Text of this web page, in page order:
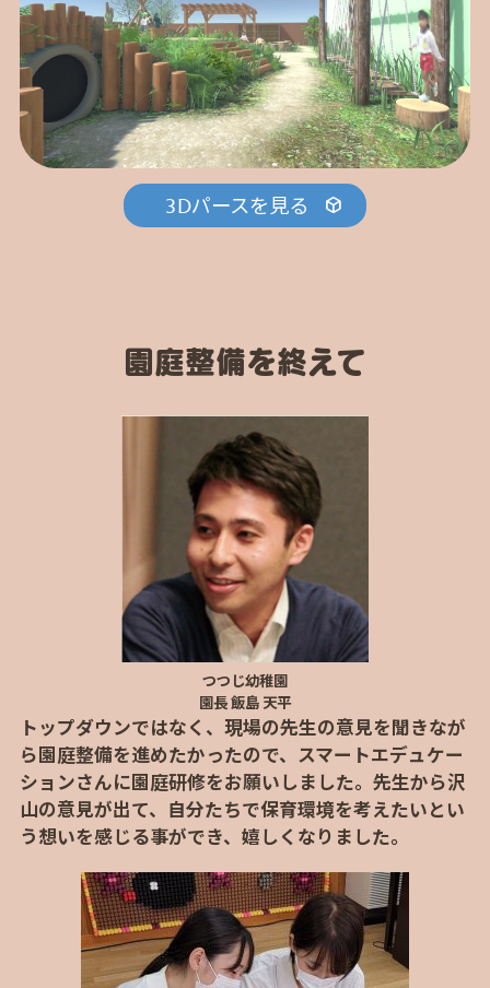
3Dパースを見る
園庭整備を終えて
つつじ幼稚園
園長 飯島 天平
トップダウンではなく、現場の先生の意見を聞きなが
ら園庭整備を進めたかったので、スマートエデュケー
ションさんに園庭研修をお願いしました。先生から沢
山の意見が出て、自分たちで保育環境を考えたいとい
う想いを感じる事ができ、嬉しくなりました。